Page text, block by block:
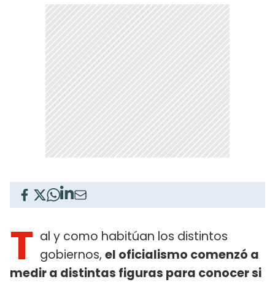
T al y como habitúan los distintos
gobiernos, el oficialismo comenzó a
medir a distintas figuras para conocer si